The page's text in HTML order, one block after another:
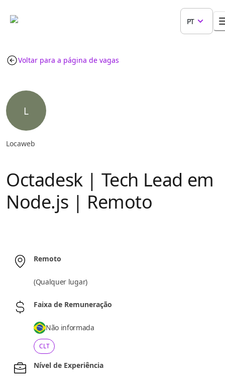
PT
Voltar para a página de vagas
L
Locaweb
Octadesk | Tech Lead em
Node.js | Remoto
Remoto
(Qualquer lugar)
Faixa de Remuneração
Não informada
CLT
Nível de Experiência